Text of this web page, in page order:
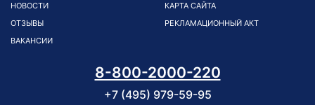
НОВОСТИ
ОТЗЫВЫ
ВАКАНСИИ
КАРТА САЙТА
РЕКЛАМАЦИОННЫЙ АКТ
8-800-2000-220
+7 (495) 979-59-95